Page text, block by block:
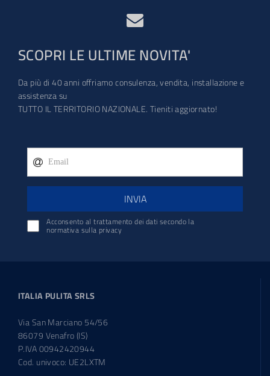
SCOPRI LE ULTIME NOVITA'
Da più di 40 anni offriamo consulenza, vendita, installazione e
assistenza su
TUTTO IL TERRITORIO NAZIONALE. Tieniti aggiornato!
INVIA
Acconsento al trattamento dei dati secondo la
normativa sulla privacy
ITALIA PULITA SRLS
Via San Marciano 54/56
86079 Venafro (IS)
P.IVA 00942420944
Cod. univoco: UE2LXTM